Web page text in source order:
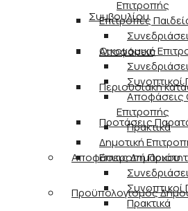
Συμβουλίου
Αποφάσεις
Περιουσιακή
Προτάσεις
Αποφάσεις Δημάρχου
Προϋπολογισμός
Επιτροπής
Επιτροπές
Οικονομική
Αποφάσεις
Επιτροπής
Πρακτικά
Δημοτική
Επιτροπή
Πρακτικά